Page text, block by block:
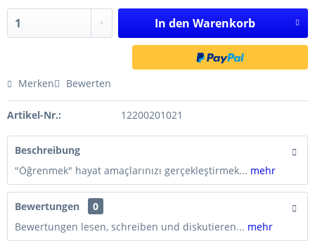
In den Warenkorb
Merken Bewerten
Artikel-Nr.: 12200201021
Beschreibung
"Öğrenmek" hayat amaçlarınızı gerçekleştirmek... mehr
Bewertungen
0
Bewertungen lesen, schreiben und diskutieren... mehr